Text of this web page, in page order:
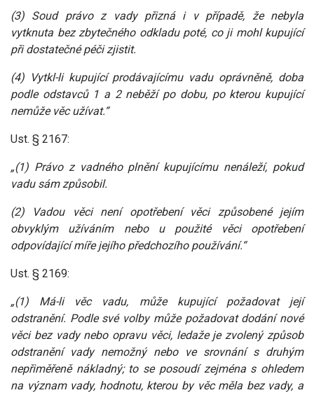
(3) Soud právo z vady přizná i v případě, že nebyla
vytknuta bez zbytečného odkladu poté, co ji mohl kupující
při dostatečné péči zjistit.
(4) Vytkl-li kupující prodávajícímu vadu oprávněně, doba
podle odstavců 1 a 2 neběží po dobu, po kterou kupující
nemůže věc užívat.“
Ust. § 2167:
„(1) Právo z vadného plnění kupujícímu nenáleží, pokud
vadu sám způsobil.
(2) Vadou věci není opotřebení věci způsobené jejím
obvyklým užíváním nebo u použité věci opotřebení
odpovídající míře jejího předchozího používání.“
Ust. § 2169:
„(1) Má-li věc vadu, může kupující požadovat její
odstranění. Podle své volby může požadovat dodání nové
věci bez vady nebo opravu věci, ledaže je zvolený způsob
odstranění vady nemožný nebo ve srovnání s druhým
nepřiměřeně nákladný; to se posoudí zejména s ohledem
na význam vady, hodnotu, kterou by věc měla bez vady, a